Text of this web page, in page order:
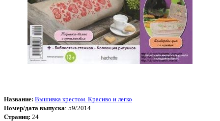
Название: Вышивка крестом. Красиво и легко
Номер/дата выпуска: 59/2014
Страниц: 24